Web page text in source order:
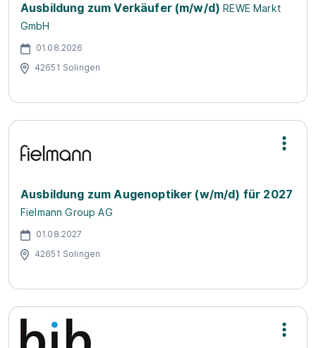
Ausbildung zum Verkäufer (m/w/d) REWE Markt
GmbH
01.08.2026
42651 Solingen
Ausbildung zum Augenoptiker (w/m/d) für 2027
Fielmann Group AG
01.08.2027
42651 Solingen